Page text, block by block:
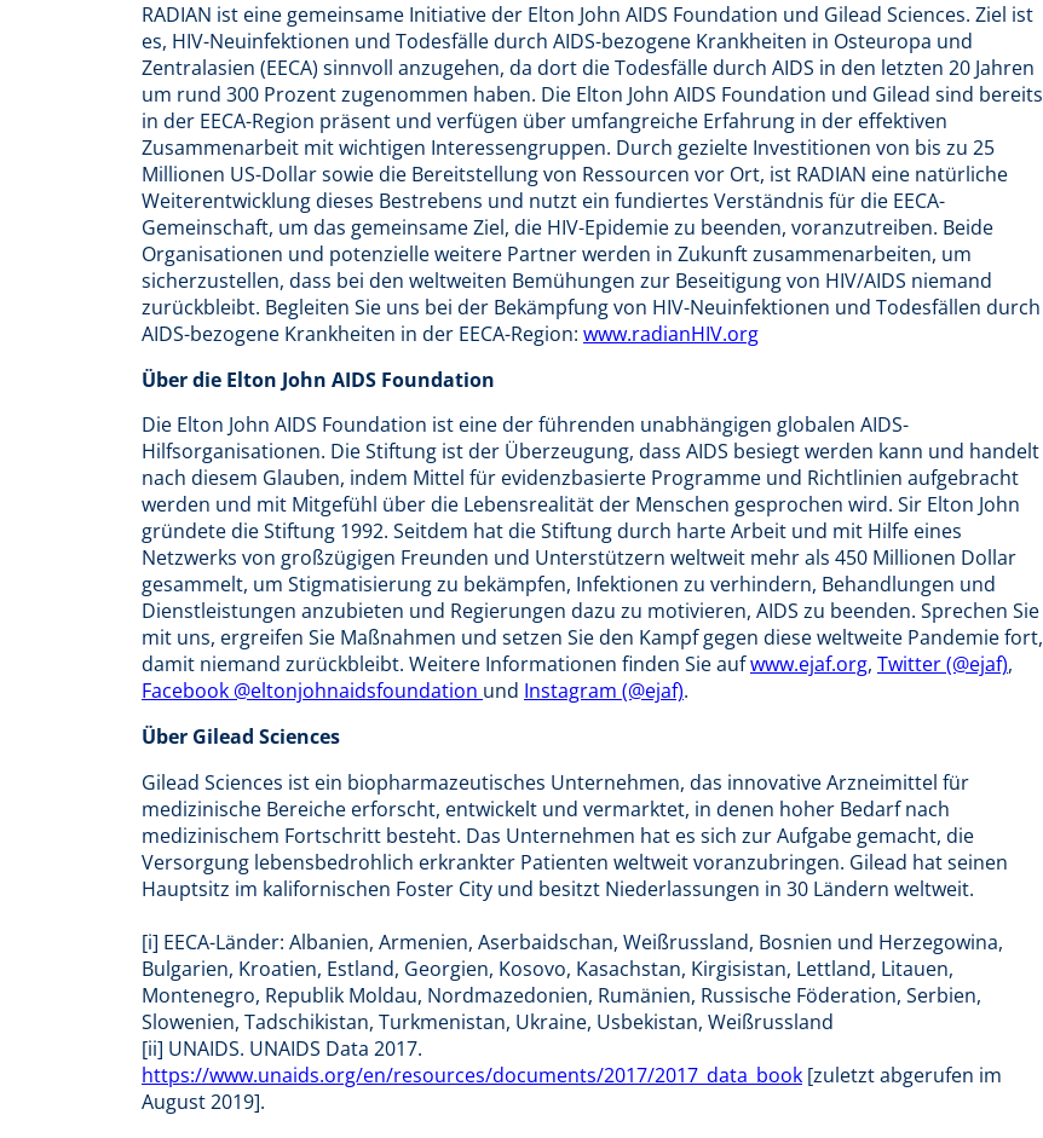
RADIAN ist eine gemeinsame Initiative der Elton John AIDS Foundation und Gilead Sciences. Ziel ist
es, HIV-Neuinfektionen und Todesfälle durch AIDS-bezogene Krankheiten in Osteuropa und
Zentralasien (EECA) sinnvoll anzugehen, da dort die Todesfälle durch AIDS in den letzten 20 Jahren
um rund 300 Prozent zugenommen haben. Die Elton John AIDS Foundation und Gilead sind bereits
in der EECA-Region präsent und verfügen über umfangreiche Erfahrung in der effektiven
Zusammenarbeit mit wichtigen Interessengruppen. Durch gezielte Investitionen von bis zu 25
Millionen US-Dollar sowie die Bereitstellung von Ressourcen vor Ort, ist RADIAN eine natürliche
Weiterentwicklung dieses Bestrebens und nutzt ein fundiertes Verständnis für die EECA-
Gemeinschaft, um das gemeinsame Ziel, die HIV-Epidemie zu beenden, voranzutreiben. Beide
Organisationen und potenzielle weitere Partner werden in Zukunft zusammenarbeiten, um
sicherzustellen, dass bei den weltweiten Bemühungen zur Beseitigung von HIV/AIDS niemand
zurückbleibt. Begleiten Sie uns bei der Bekämpfung von HIV-Neuinfektionen und Todesfällen durch
AIDS-bezogene Krankheiten in der EECA-Region: www.radianHIV.org
Über die Elton John AIDS Foundation
Die Elton John AIDS Foundation ist eine der führenden unabhängigen globalen AIDS-
Hilfsorganisationen. Die Stiftung ist der Überzeugung, dass AIDS besiegt werden kann und handelt
nach diesem Glauben, indem Mittel für evidenzbasierte Programme und Richtlinien aufgebracht
werden und mit Mitgefühl über die Lebensrealität der Menschen gesprochen wird. Sir Elton John
gründete die Stiftung 1992. Seitdem hat die Stiftung durch harte Arbeit und mit Hilfe eines
Netzwerks von großzügigen Freunden und Unterstützern weltweit mehr als 450 Millionen Dollar
gesammelt, um Stigmatisierung zu bekämpfen, Infektionen zu verhindern, Behandlungen und
Dienstleistungen anzubieten und Regierungen dazu zu motivieren, AIDS zu beenden. Sprechen Sie
mit uns, ergreifen Sie Maßnahmen und setzen Sie den Kampf gegen diese weltweite Pandemie fort,
damit niemand zurückbleibt. Weitere Informationen finden Sie aufwww.ejaf.org, Twitter (@ejaf),
Facebook @eltonjohnaidsfoundation und Instagram (@ejaf).
Über Gilead Sciences
Gilead Sciences ist ein biopharmazeutisches Unternehmen, das innovative Arzneimittel für
medizinische Bereiche erforscht, entwickelt und vermarktet, in denen hoher Bedarf nach
medizinischem Fortschritt besteht. Das Unternehmen hat es sich zur Aufgabe gemacht, die
Versorgung lebensbedrohlich erkrankter Patienten weltweit voranzubringen. Gilead hat seinen
Hauptsitz im kalifornischen Foster City und besitzt Niederlassungen in 30 Ländern weltweit.
[i] EECA-Länder: Albanien, Armenien, Aserbaidschan, Weißrussland, Bosnien und Herzegowina,
Bulgarien, Kroatien, Estland, Georgien, Kosovo, Kasachstan, Kirgisistan, Lettland, Litauen,
Montenegro, Republik Moldau, Nordmazedonien, Rumänien, Russische Föderation, Serbien,
Slowenien, Tadschikistan, Turkmenistan, Ukraine, Usbekistan, Weißrussland
[ii] UNAIDS. UNAIDS Data 2017.
https://www.unaids.org/en/resources/documents/2017/2017_data_book [zuletzt abgerufen im
August 2019].